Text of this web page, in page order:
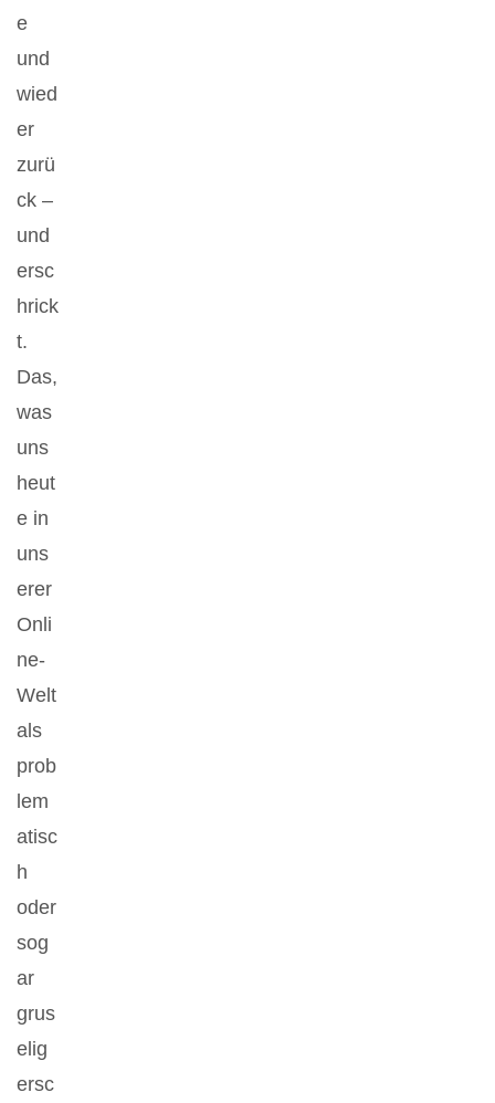
e
und
wied
er
zurü
ck –
und
ersc
hrick
t.
Das,
was
uns
heut
e in
uns
erer
Onli
ne-
Welt
als
prob
lem
atisc
h
oder
sog
ar
grus
elig
ersc